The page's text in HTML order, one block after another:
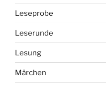
Leseprobe
Leserunde
Lesung
Märchen